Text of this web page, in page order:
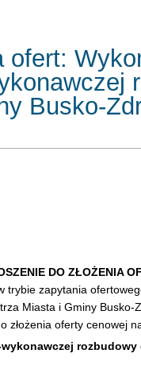
ofert:
Busko-
DO ZŁOŻENIA
trybie zapytania
Miasta i Gminy Busko-
złożenia oferty cenowej